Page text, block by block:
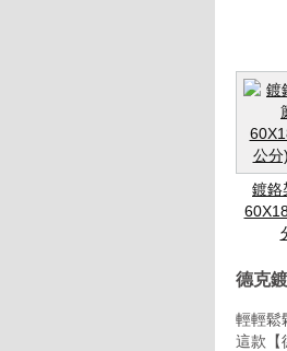
鍍鉻
德克
輕輕鬆
這款【